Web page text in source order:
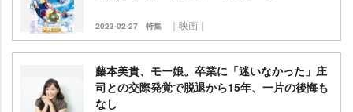
2023-02-27 特集 ｜映画｜
藤本美貴、モー娘。卒業に「迷いなかった」庄
司との交際発覚で脱退から15年、一片の後悔も
なし